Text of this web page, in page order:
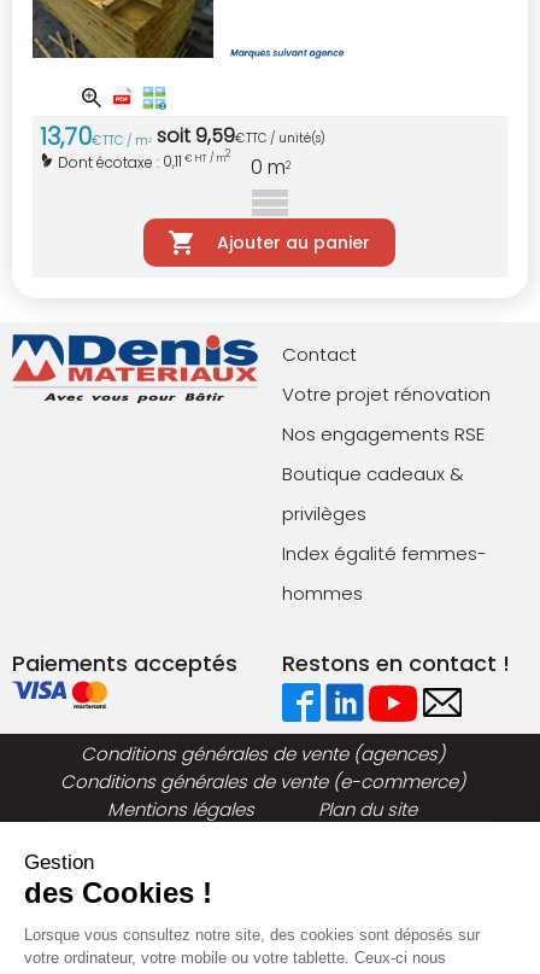
13,70€TTC / m2 soit9,59€TTC / unité(s)
Dont écotaxe : 0,11 € HT / m2 0 m2
Ajouter au panier
Contact
Votre projet rénovation
Nos engagements RSE
Boutique cadeaux &
privilèges
Index égalité femmes-
hommes
Paiements acceptés Restons en contact !
Conditions générales de vente (agences)
Conditions générales de vente (e-commerce)
Mentions légales
Plan du site
Gestion
des Cookies !
Lorsque vous consultez notre site, des cookies sont déposés sur
votre ordinateur, votre mobile ou votre tablette. Ceux-ci nous